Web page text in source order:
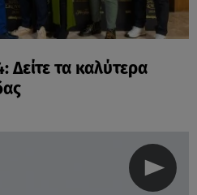
Δείτε τα καλύτερα